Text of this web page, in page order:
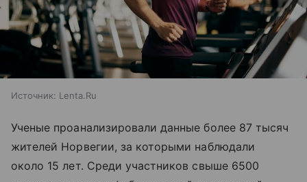
Источник: Lenta.Ru
Ученые проанализировали данные более 87 тысяч
жителей Норвегии, за которыми наблюдали
около 15 лет. Среди участников свыше 6500